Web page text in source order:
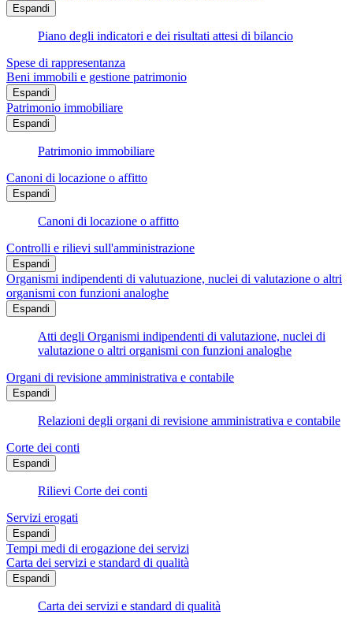
Espandi
Piano degli indicatori e dei risultati attesi di bilancio
Spese di rappresentanza
Beni immobili e gestione patrimonio
Espandi
Patrimonio immobiliare
Espandi
Patrimonio immobiliare
Canoni di locazione o affitto
Espandi
Canoni di locazione o affitto
Controlli e rilievi sull'amministrazione
Espandi
Organismi indipendenti di valutuazione, nuclei di valutazione o altri
organismi con funzioni analoghe
Espandi
Atti degli Organismi indipendenti di valutazione, nuclei di
valutazione o altri organismi con funzioni analoghe
Organi di revisione amministrativa e contabile
Espandi
Relazioni degli organi di revisione amministrativa e contabile
Corte dei conti
Espandi
Rilievi Corte dei conti
Servizi erogati
Espandi
Tempi medi di erogazione dei servizi
Carta dei servizi e standard di qualità
Espandi
Carta dei servizi e standard di qualità